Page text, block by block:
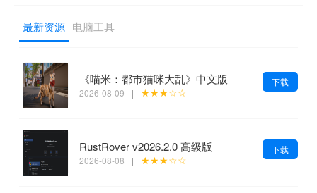
最新资源 电脑工具
《喵米：都市猫咪大乱》中文版
2026-08-09 | ★★★☆☆
下载
RustRover v2026.2.0 高级版
2026-08-08 | ★★★☆☆
下载